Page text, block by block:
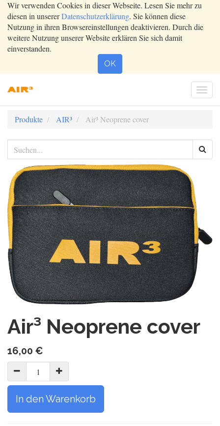
Wir verwenden Cookies in dieser Webseite. Lesen Sie mehr zu
diesen in unsererDatenschutzerklärung. Sie können diese
Nutzung in ihren Browsereinstellungen deaktivieren. Durch die
weitere Nutzung unserer Website erklären Sie sich damit
einverstanden.
OK
Produkte AIR³ Air³ Neoprene cover
Air³ Neoprene cover
16,00 €
In den Warenkorb